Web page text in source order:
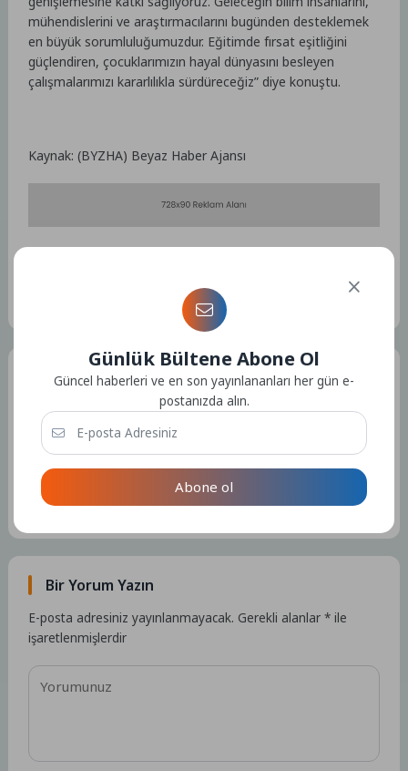
mühendislerini ve araştırmacılarını bugünden desteklemek
en büyük sorumluluğumuzdur. Eğitimde fırsat eşitliğini
güçlendiren, çocuklarımızın hayal dünyasını besleyen
çalışmalarımızı kararlılıkla sürdüreceğiz” diye konuştu.
Kaynak: (BYZHA) Beyaz Haber Ajansı
Bu yazıya ait etiket bulunamadı.
Admin
Tüm Yazılar
Kullanıcıya ait herhangi bir sosyal medya veya iletişim bilgisi
bulunmamaktadır.
Bir Yorum Yazın
E-posta adresiniz yayınlanmayacak. Gerekli alanlar* ile
işaretlenmişlerdir
Günlük Bültene Abone Ol
Güncel haberleri ve en son yayınlananları her gün e-
postanızda alın.
Abone ol